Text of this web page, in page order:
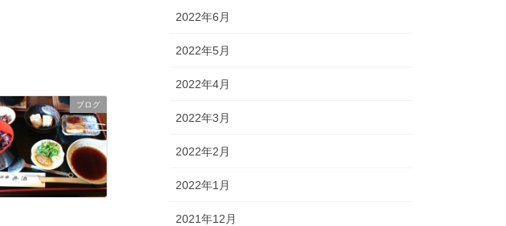
ブログ
2022年6月
2022年5月
2022年4月
2022年3月
2022年2月
2022年1月
2021年12月